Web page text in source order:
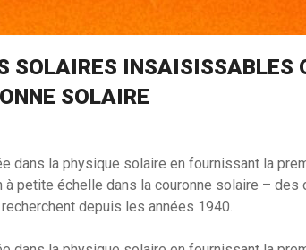
SOLAIRES INSAISISSABLES
SOLAIRE
dans la physique solaire en fournissant la
à petite échelle dans la couronne solaire – des
depuis les années 1940.